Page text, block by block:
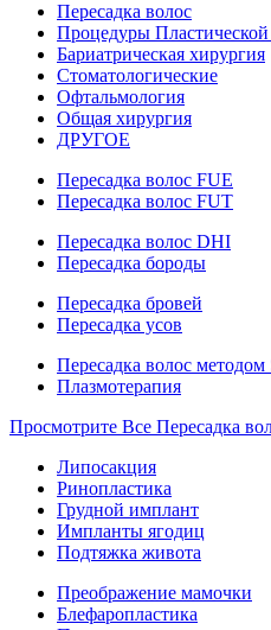
Пересадка волос
Процедуры
Бариатрическая хирургия
Стоматологические
Офтальмология
Общая хирургия
ДРУГОЕ
Пересадка волос FUE
Пересадка волос FUT
Пересадка волос DHI
Пересадка бороды
Пересадка бровей
Пересадка усов
Пересадка волос методом
Плазмотерапия
Просмотрите Все Пересадка
Липосакция
Ринопластика
Грудной имплант
Импланты ягодиц
Подтяжка живота
Преображение мамочки
Блефаропластика